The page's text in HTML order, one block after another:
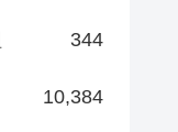
344
10,384